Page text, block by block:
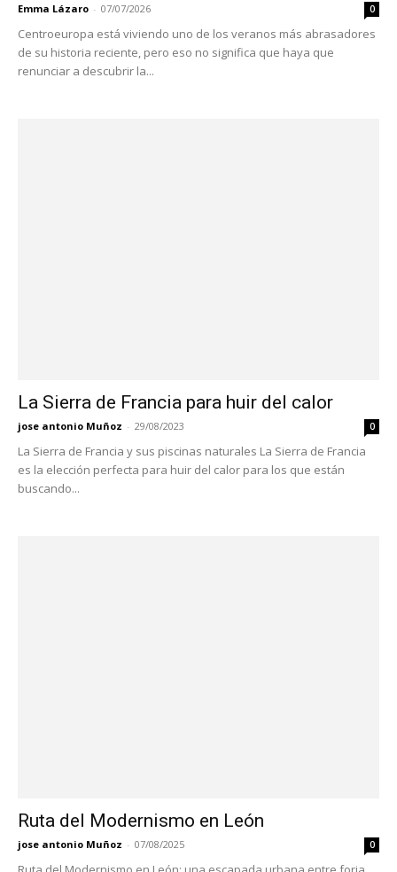
Emma Lázaro - 07/07/2026 0
Centroeuropa está viviendo uno de los veranos más abrasadores
de su historia reciente, pero eso no significa que haya que
renunciar a descubrir la...
La Sierra de Francia para huir del calor
jose antonio Muñoz - 29/08/2023 0
La Sierra de Francia y sus piscinas naturales La Sierra de Francia
es la elección perfecta para huir del calor para los que están
buscando...
Ruta del Modernismo en León
jose antonio Muñoz - 07/08/2025 0